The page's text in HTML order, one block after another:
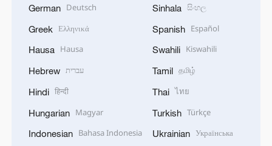
German Deutsch
Greek Ελληνικά
Hausa Hausa
Hebrew עברית
Hindi हिन्दी
Hungarian Magyar
Indonesian Bahasa Indonesia
Sinhala සිංහල
Spanish Español
Swahili Kiswahili
Tamil தமிழ்
Thai ไทย
Turkish Türkçe
Ukrainian Українська